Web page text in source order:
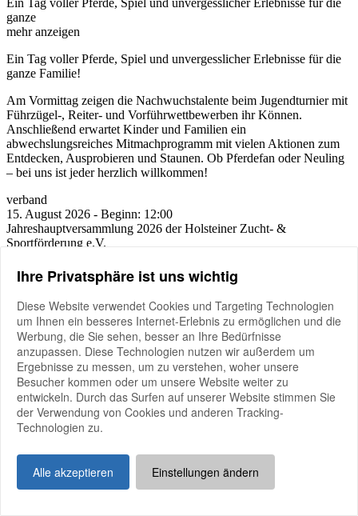
ganze
mehr anzeigen
Ein Tag voller Pferde, Spiel und unvergesslicher Erlebnisse für die
ganze Familie!
Am Vormittag zeigen die Nachwuchstalente beim Jugendturnier mit
Führzügel-, Reiter- und Vorführwettbewerben ihr Können.
Anschließend erwartet Kinder und Familien ein
abwechslungsreiches Mitmachprogramm mit vielen Aktionen zum
Entdecken, Ausprobieren und Staunen. Ob Pferdefan oder Neuling
– bei uns ist jeder herzlich willkommen!
verband
15. August 2026 - Beginn: 12:00
Jahreshauptversammlung 2026 der Holsteiner Zucht- &
Sportförderung e.V.
Ihre Privatsphäre ist uns wichtig
Diese Website verwendet Cookies und Targeting Technologien
um Ihnen ein besseres Internet-Erlebnis zu ermöglichen und die
Werbung, die Sie sehen, besser an Ihre Bedürfnisse
anzupassen. Diese Technologien nutzen wir außerdem um
Ergebnisse zu messen, um zu verstehen, woher unsere
Besucher kommen oder um unsere Website weiter zu
entwickeln. Durch das Surfen auf unserer Website stimmen Sie
der Verwendung von Cookies und anderen Tracking-
Technologien zu.
Alle akzeptieren Einstellungen ändern